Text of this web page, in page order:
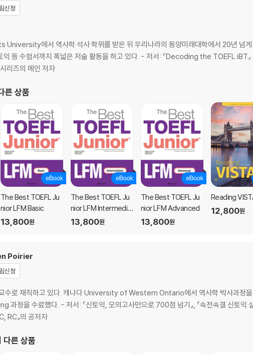
신청
University에서 역사학 석사 학위를 받은 뒤 우리나라의 동양미래대학에서 20년 넘게
익 등 수험서까지 폭넓은 저술 활동을 하고 있다. - 저서: 『Decoding the TOEFL iBT
리즈의 메인 저자
른 상품
The Best TOEFL Ju
nior LFM Basic
13,800원
The Best TOEFL Ju
nior LFM Intermedia
te
13,800원
The Best TOEFL Ju
nior LFM Advanced
13,800원
Reading
12,800원
Poirier
신청
수로 재직하고 있다. 캐나다 University of Western Ontario에서 역사학 박사과
정을 수료했다. - 저서: 『신토익, 모의고사만으로 700점 넘기』, 『속전속결 신토익
RC』의 공저자
다른 상품